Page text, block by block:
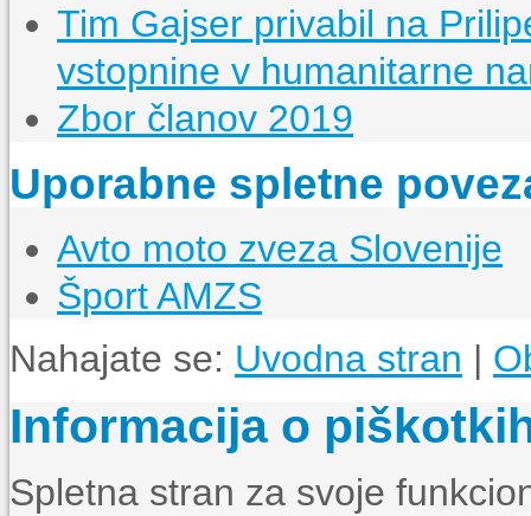
Tim Gajser privabil na
vstopnine v humanitarne
Zbor članov 2019
Uporabne spletne
Avto moto zveza Slovenije
Šport AMZS
Nahajate se: Uvodna stran |
Informacija o
Spletna stran za svoje